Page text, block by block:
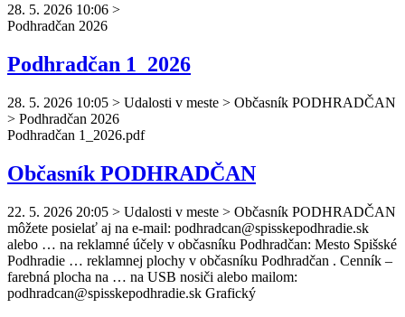
28. 5. 2026 10:06 >
Podhradčan 2026
Podhradčan 1_2026
28. 5. 2026 10:05 > Udalosti v meste > Občasník PODHRADČAN
> Podhradčan 2026
Podhradčan 1_2026.pdf
Občasník PODHRADČAN
22. 5. 2026 20:05 > Udalosti v meste > Občasník PODHRADČAN
môžete posielať aj na e-mail: podhradcan@spisskepodhradie.sk
alebo … na reklamné účely v občasníku Podhradčan: Mesto Spišské
Podhradie … reklamnej plochy v občasníku Podhradčan . Cenník –
farebná plocha na … na USB nosiči alebo mailom:
podhradcan@spisskepodhradie.sk Grafický